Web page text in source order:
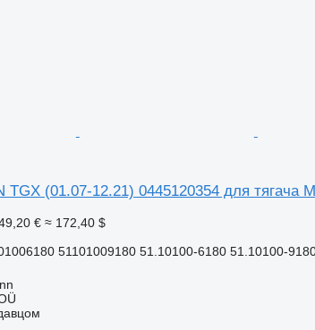
TGX (01.07-12.21) 0445120354 для тягача
€ ≈ 172,40 $
51101009180 51.10100-6180 51.10100-